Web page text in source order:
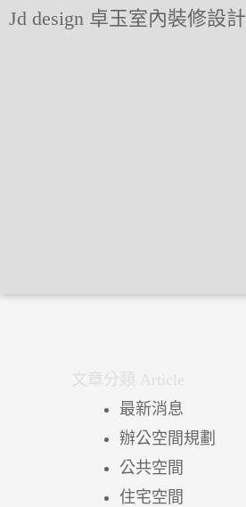
跳Jd design 卓玉室內裝修設計
最新消息
辦公空間規劃
公共空間
住宅空間